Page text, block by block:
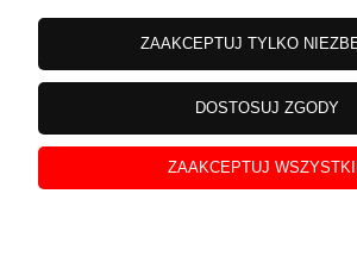
ZAAKCEPTUJ TYLKO
DOSTOSUJ ZGODY
ZAAKCEPTUJ